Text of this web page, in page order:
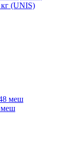
(UNIS)
меш